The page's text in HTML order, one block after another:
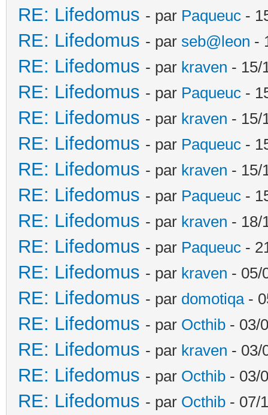
RE: Lifedomus - par Paqueuc -
RE: Lifedomus - par seb@leon -
RE: Lifedomus - par kraven - 15/
RE: Lifedomus - par Paqueuc -
RE: Lifedomus - par kraven - 15/
RE: Lifedomus - par Paqueuc -
RE: Lifedomus - par kraven - 15/
RE: Lifedomus - par Paqueuc -
RE: Lifedomus - par kraven - 18/
RE: Lifedomus - par Paqueuc -
RE: Lifedomus - par kraven - 05/
RE: Lifedomus - par domotiqa-
RE: Lifedomus - par Octhib - 03/
RE: Lifedomus - par kraven - 03/
RE: Lifedomus - par Octhib - 03/
RE: Lifedomus - par Octhib - 07/